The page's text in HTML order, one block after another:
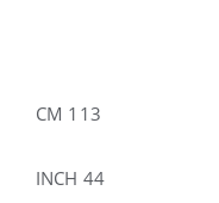
CM 113
INCH 44